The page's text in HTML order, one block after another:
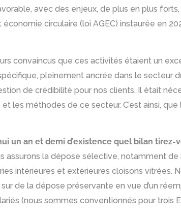
avec des enjeux, de plus en plus
circulaire (loi AGEC) instaurée en
convaincus que ces activités étaient un
pleinement ancrée dans le secteur
de crédibilité pour nos clients. Il était
les méthodes de ce secteur. C’est ainsi, que
un an et demi d’existence quel bilan
assurons la dépose sélective, notamment
intérieures et extérieures cloisons
de la dépose préservante en vue d’un
(nous sommes conventionnés pour trois